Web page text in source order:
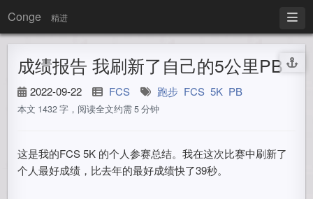
Conge 精进
成绩报告 我刷新了自己的5公里PB
2022-09-22 FCS 跑步 FCS 5K PB
本文 1432 字，阅读全文约需 5 分钟
这是我的FCS 5K 的个人参赛总结。我在这次比赛中刷新了
个人最好成绩，比去年的最好成绩快了39秒。